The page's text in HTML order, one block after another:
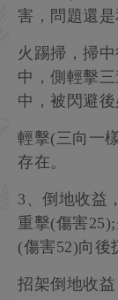
害，問題還是
火踢掃，掃
中，側輕擊
中，被閃避後
輕擊(三向一
存在。
3、倒地收益
重擊(傷害
(傷害52)向後
招架倒地收益